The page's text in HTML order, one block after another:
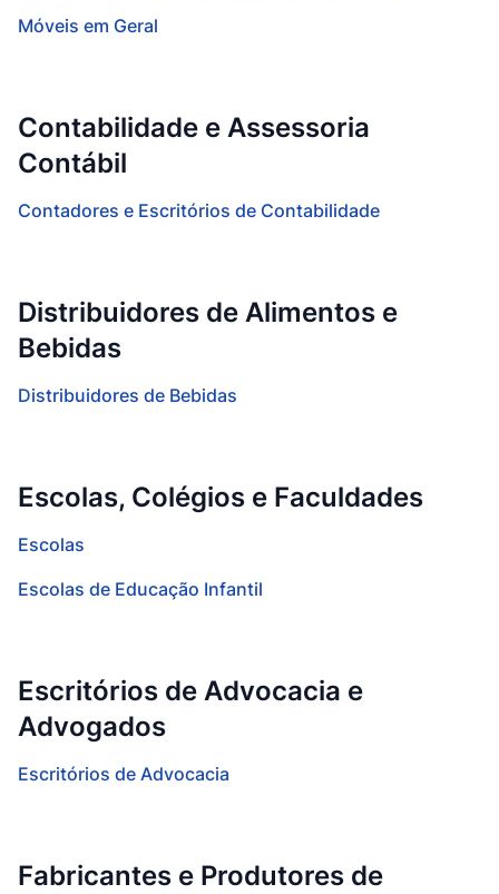
Móveis em Geral
Contabilidade e Assessoria
Contábil
Contadores e Escritórios de Contabilidade
Distribuidores de Alimentos e
Bebidas
Distribuidores de Bebidas
Escolas, Colégios e Faculdades
Escolas
Escolas de Educação Infantil
Escritórios de Advocacia e
Advogados
Escritórios de Advocacia
Fabricantes e Produtores de